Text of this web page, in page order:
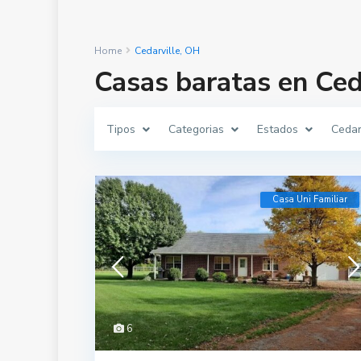
Home Cedarville, OH
Casas baratas en
Tipos Categorias Estados
6
Casa Uni Familiar